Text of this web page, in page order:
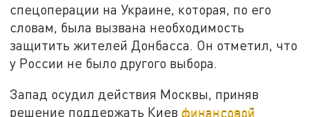
спецоперации на Украине, которая, по его
словам, была вызвана необходимость
защитить жителей Донбасса. Он отметил, что
у России не было другого выбора.
Запад осудил действия Москвы, приняв
решение поддержать Киевфинансовой